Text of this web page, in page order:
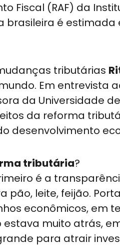
Fiscal (RAF) da
é estimada
tributárias
Em entrevista
da Universidade
da reforma
desenvolvimento
tributária?
é a
leite, feijão.
econômicos, em
estava muito atrás,
para atrair